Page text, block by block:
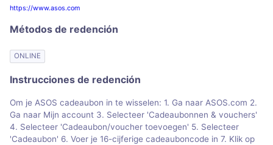
https://www.asos.com
Métodos de redención
ONLINE
Instrucciones de redención
Om je ASOS cadeaubon in te wisselen: 1. Ga naar ASOS.com 2.
Ga naar Mijn account 3. Selecteer 'Cadeaubonnen & vouchers'
4. Selecteer 'Cadeaubon/voucher toevoegen' 5. Selecteer
'Cadeaubon' 6. Voer je 16-cijferige cadeauboncode in 7. Klik op